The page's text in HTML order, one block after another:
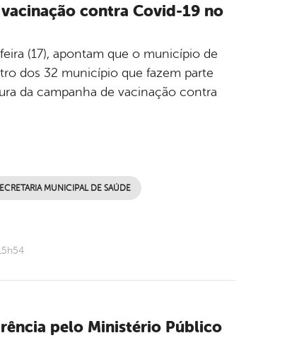
contra Covid-19 no
(17), apontam que o município de
dos 32 município que fazem parte
da campanha de vacinação contra
MUNICIPAL DE SAÚDE
pelo Ministério Público